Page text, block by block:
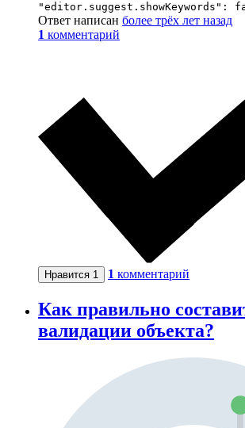
"editor.suggest.showKeywords":
Ответ написан более трёх лет назад
1 комментарий
Нравится 1 1 комментарий
Как правильно
валидации объекта?